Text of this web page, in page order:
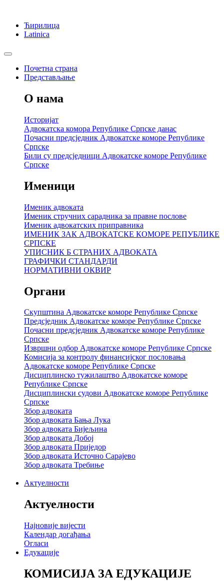
Ћирилица
Latinica
Почетна страна
Представљање
О нама
Историјат
Адвокатска комора Републике Српске данас
Почасни предсједник Адвокатске коморе Републике
Српске
Били су предсједници Адвокатске коморе Републике
Српске
Именици
Именик адвоката
Именик стручних сарадника за правне послове
Именик адвокатских приправника
ИМЕНИК ЗАК АДВОКАТСКЕ КОМОРЕ РЕПУБЛИКЕ
СРПСКЕ
УПИСНИК Б СТРАНИХ АДВОКАТА
ГРАФИЧКИ СТАНДАРДИ
НОРМАТИВНИ ОКВИР
Органи
Скупштина Адвокатске коморе Републике Српске
Предсједник Адвокатске коморе Републике Српске
Почасни предсједник Адвокатске коморе Републике
Српске
Извршни одбор Адвокатске коморе Републике Српске
Комисија за контролу финансијског пословања
Адвокатске коморе Републике Српске
Дисциплинско тужилаштво Адвокатске коморе
Републике Српске
Дисциплински судови Адвокатске коморе Републике
Српске
Збор адвоката
Збор адвоката Бања Лука
Збор адвоката Бијељина
Збор адвоката Добој
Збор адвоката Приједор
Збор адвоката Источно Сарајево
Збор адвоката Требиње
Актуелности
Актуелности
Најновије вијести
Календар догађања
Огласи
Едукације
КОМИСИЈА ЗА ЕДУКАЦИЈЕ